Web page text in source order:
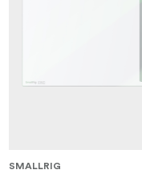
SMALLRIG